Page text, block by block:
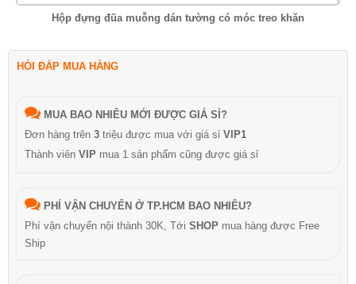
Hộp đựng đũa muỗng dán tường có móc treo khăn
HỎI ĐÁP MUA HÀNG
MUA BAO NHIÊU MỚI ĐƯỢC GIÁ SỈ?
Đơn hàng trên 3 triệu được mua với giá sỉ VIP1
Thành viên VIP mua 1 sản phẩm cũng được giá sỉ
PHÍ VẬN CHUYỂN Ở TP.HCM BAO NHIÊU?
Phí vận chuyển nội thành 30K, Tới SHOP mua hàng được Free
Ship